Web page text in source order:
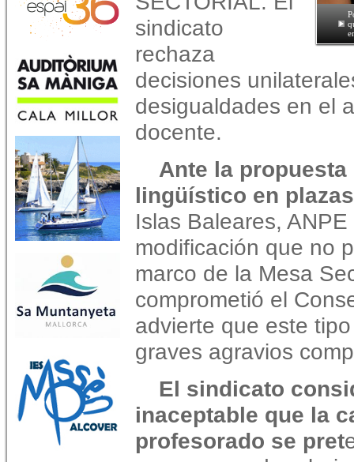
sindicato
rechaza
decisiones
desigualdades en el
docente.
Ante la
lingüístico en
Islas Baleares,
modificación que no
marco de la Mesa
comprometió el
advierte que este
graves agravios
El sindicato
inaceptable que la
profesorado se pret